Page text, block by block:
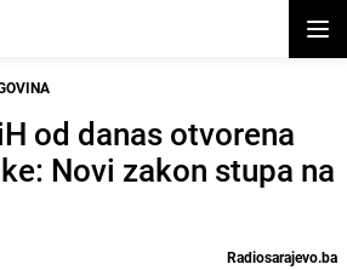
od danas otvorena
Novi zakon stupa na
Radiosarajevo.ba